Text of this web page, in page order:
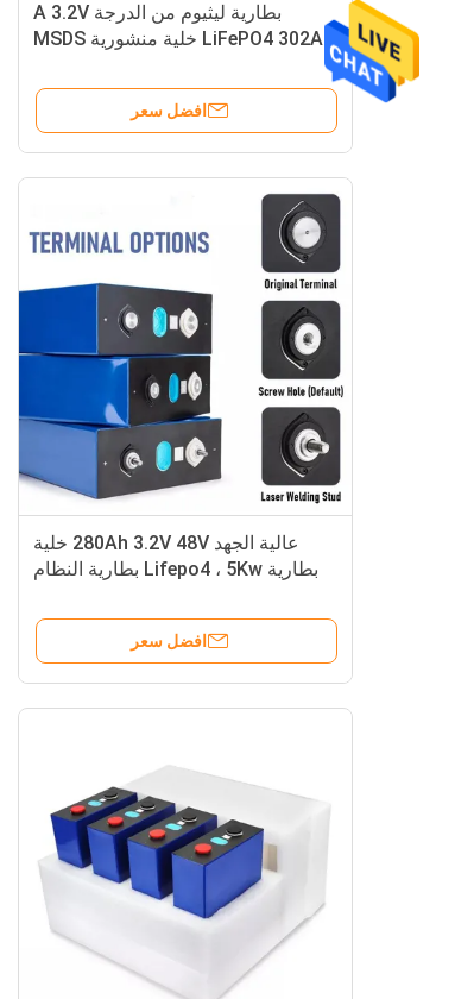
بطارية ليثيوم من الدرجة A 3.2V
LiFePO4 302Ah خلية منشورية MSDS
افضل سعر
عالية الجهد 280Ah 3.2V 48V خلية
بطارية Lifepo4 ، 5Kw بطارية النظام
افضل سعر